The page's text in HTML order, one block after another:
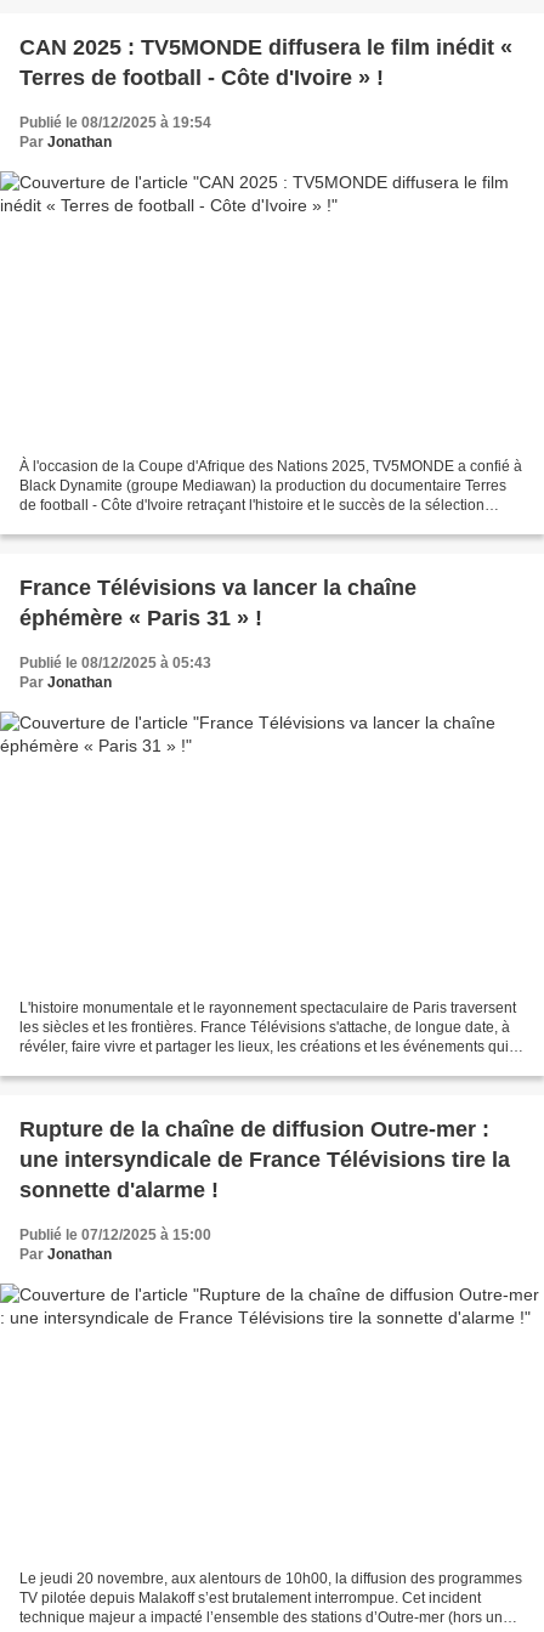
CAN 2025 : TV5MONDE diffusera le film inédit «
Terres de football - Côte d'Ivoire » !
Publié le 08/12/2025 à 19:54
Par Jonathan
À l'occasion de la Coupe d'Afrique des Nations 2025, TV5MONDE a confié à
Black Dynamite (groupe Mediawan) la production du documentaire Terres
de football - Côte d'Ivoire retraçant l'histoire et le succès de la sélection
France Télévisions va lancer la chaîne
éphémère « Paris 31 » !
Publié le 08/12/2025 à 05:43
Par Jonathan
L'histoire monumentale et le rayonnement spectaculaire de Paris traversent
les siècles et les frontières. France Télévisions s'attache, de longue date, à
révéler, faire vivre et partager les lieux, les créations et les événements qui
Rupture de la chaîne de diffusion Outre-mer :
une intersyndicale de France Télévisions tire la
sonnette d'alarme !
Publié le 07/12/2025 à 15:00
Par Jonathan
Le jeudi 20 novembre, aux alentours de 10h00, la diffusion des programmes
TV pilotée depuis Malakoff s’est brutalement interrompue. Cet incident
technique majeur a impacté l’ensemble des stations d’Outre-mer (hors une